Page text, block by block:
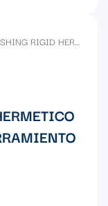
TUERCA BUSHING RIGID HERMETICO CON AISLAMIENTO Y ATERRAMIENTO MALLEABLE IRON AL 1/2"